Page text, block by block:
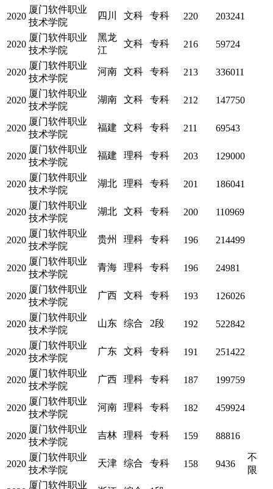
2020
厦门软件职业
技术学院
四川 文科 专科 220 203241
2020
厦门软件职业
技术学院
黑龙
江
文科 专科 216 59724
2020
厦门软件职业
技术学院
河南 文科 专科 213 336011
2020
厦门软件职业
技术学院
湖南 文科 专科 212 147750
2020
厦门软件职业
技术学院
福建 文科 专科 211 69543
2020
厦门软件职业
技术学院
福建 理科 专科 203 129000
2020
厦门软件职业
技术学院
湖北 理科 专科 201 186041
2020
厦门软件职业
技术学院
湖北 文科 专科 200 110969
2020
厦门软件职业
技术学院
贵州 理科 专科 196 214499
2020
厦门软件职业
技术学院
青海 理科 专科 196 24981
2020
厦门软件职业
技术学院
广西 文科 专科 193 126026
2020
厦门软件职业
技术学院
山东 综合 2段 192 522842
2020
厦门软件职业
技术学院
广东 文科 专科 191 251422
2020
厦门软件职业
技术学院
广西 理科 专科 187 199759
2020
厦门软件职业
技术学院
河南 理科 专科 182 459924
2020
厦门软件职业
技术学院
吉林 理科 专科 159 88816
2020
厦门软件职业
技术学院
天津 综合 专科 158 9436
不
限
厦门软件职业